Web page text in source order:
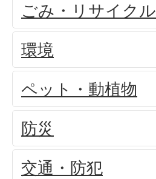
ごみ・リサイクル
環境
ペット・動植物
防災
交通・防犯